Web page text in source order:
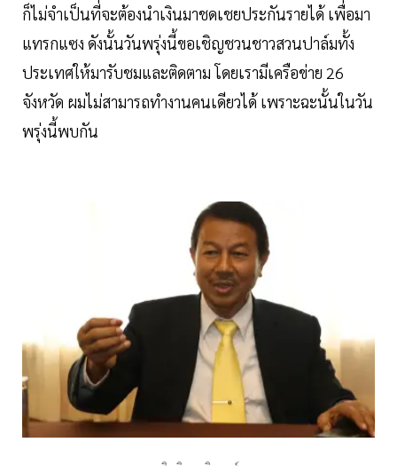
ก็ไม่จำเป็นที่จะต้องนำเงินมาชดเชยประกันรายได้ เพื่อมา
แทรกแซง ดังนั้นวันพรุ่งนี้ขอเชิญชวนชาวสวนปาล์มทั้ง
ประเทศให้มารับชมและติดตาม โดยเรามีเครือข่าย 26
จังหวัด ผมไม่สามารถทำงานคนเดียวได้ เพราะฉะนั้นในวัน
พรุ่งนี้พบกัน